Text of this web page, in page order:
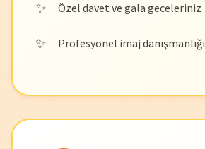
Özel davet ve gala geceleriniz
Profesyonel imaj danışmanlığı